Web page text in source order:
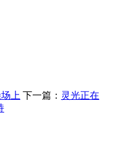
上 下一篇： 灵光正在